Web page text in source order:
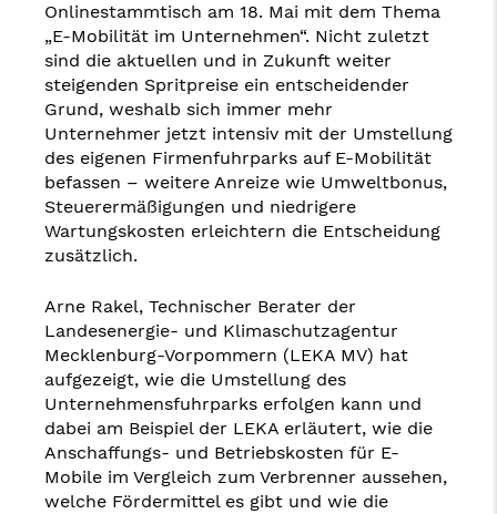
Onlinestammtisch am 18. Mai mit dem Thema
„E-Mobilität im Unternehmen“. Nicht zuletzt
sind die aktuellen und in Zukunft weiter
steigenden Spritpreise ein entscheidender
Grund, weshalb sich immer mehr
Unternehmer jetzt intensiv mit der Umstellung
des eigenen Firmenfuhrparks auf E-Mobilität
befassen – weitere Anreize wie Umweltbonus,
Steuerermäßigungen und niedrigere
Wartungskosten erleichtern die Entscheidung
zusätzlich.
Arne Rakel, Technischer Berater der
Landesenergie- und Klimaschutzagentur
Mecklenburg-Vorpommern (LEKA MV) hat
aufgezeigt, wie die Umstellung des
Unternehmensfuhrparks erfolgen kann und
dabei am Beispiel der LEKA erläutert, wie die
Anschaffungs- und Betriebskosten für E-
Mobile im Vergleich zum Verbrenner aussehen,
welche Fördermittel es gibt und wie die